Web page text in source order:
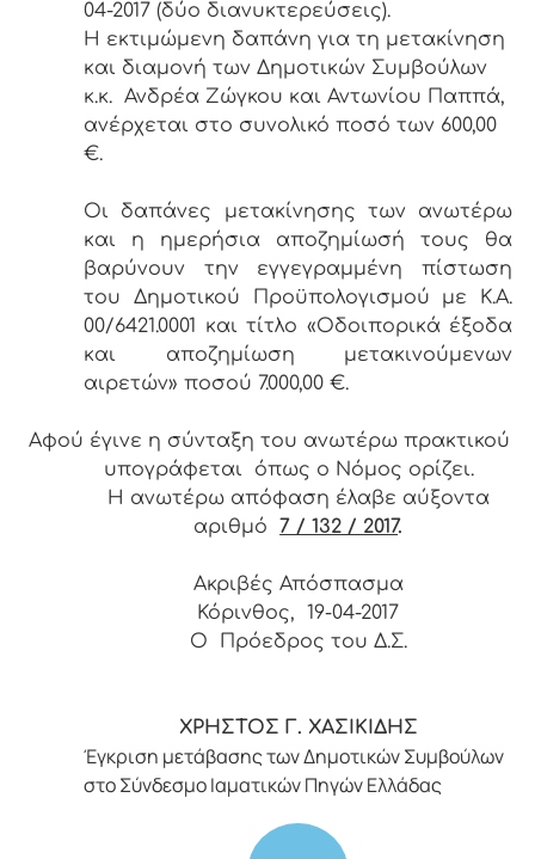
04-2017 (δύο διανυκτερεύσεις).
Η εκτιμώμενη δαπάνη για τη μετακίνηση
και διαμονή των Δημοτικών Συμβούλων
κ.κ. Ανδρέα Ζώγκου και Αντωνίου Παππά,
ανέρχεται στο συνολικό ποσό των 600,00
€.
Οι δαπάνες μετακίνησης των ανωτέρω
και η ημερήσια αποζημίωσή τους θα
βαρύνουν την εγγεγραμμένη πίστωση
του Δημοτικού Προϋπολογισμού με Κ.Α.
00/6421.0001 και τίτλο «Οδοιπορικά έξοδα
και αποζημίωση μετακινούμενων
αιρετών» ποσού 7.000,00 €.
Αφού έγινε η σύνταξη του ανωτέρω πρακτικού
υπογράφεται όπως ο Νόμος ορίζει.
Η ανωτέρω απόφαση έλαβε αύξοντα
αριθμό7 / 132 / 2017.
Ακριβές Απόσπασμα
Κόρινθος, 19-04-2017
Ο Πρόεδρος του Δ.Σ.
ΧΡΗΣΤΟΣ Γ. ΧΑΣΙΚΙΔΗΣ
Έγκριση μετάβασης των Δημοτικών Συμβούλων
στο Σύνδεσμο Ιαματικών Πηγών Ελλάδας